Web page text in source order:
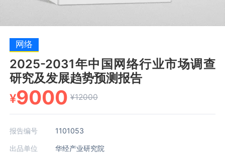
网络
2025-2031年中国网络行业市场调查
研究及发展趋势预测报告
¥9000 ¥12000
报告编号 1101053
出品单位 华经产业研究院